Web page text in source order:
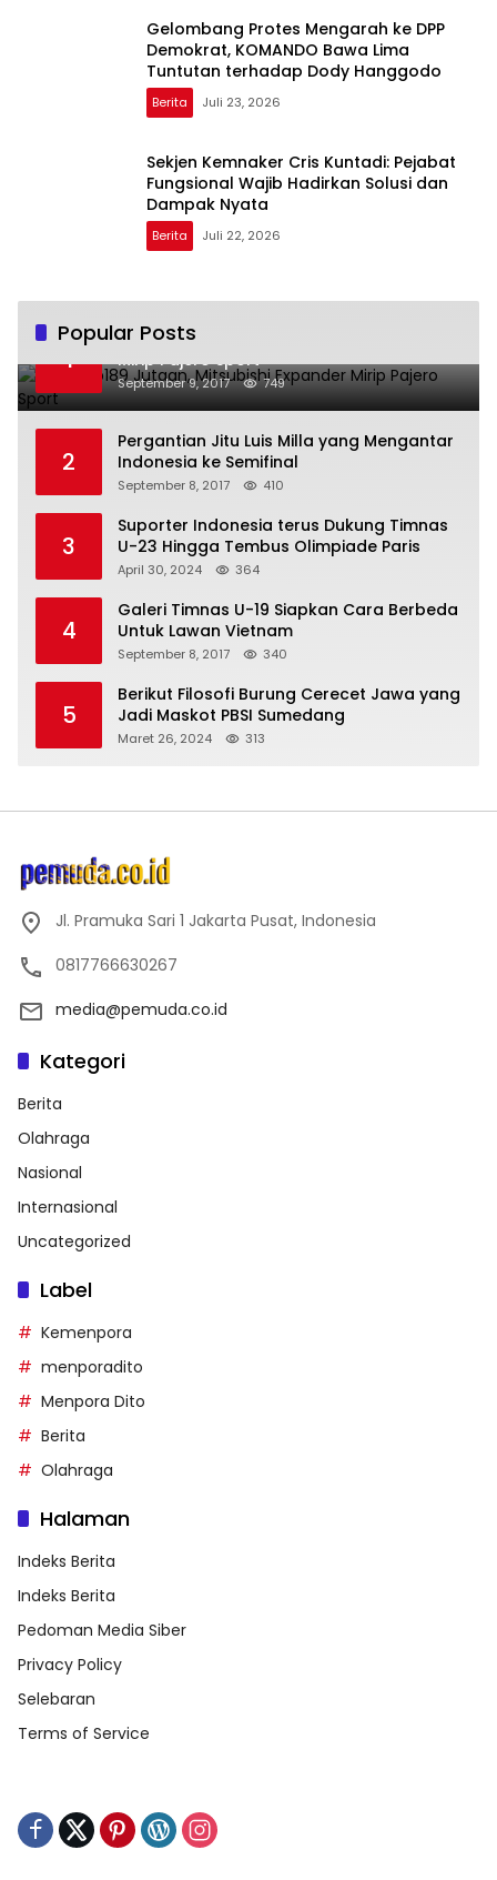
Gelombang Protes Mengarah ke DPP
Demokrat, KOMANDO Bawa Lima
Tuntutan terhadap Dody Hanggodo
Berita Juli 23, 2026
Sekjen Kemnaker Cris Kuntadi: Pejabat
Fungsional Wajib Hadirkan Solusi dan
Dampak Nyata
Berita Juli 22, 2026
Popular Posts
1
Harga Rp189 Jutaan, Mitsubishi Expander
Mirip Pajero Sport
September 9, 2017 749
2
Pergantian Jitu Luis Milla yang Mengantar
Indonesia ke Semifinal
September 8, 2017 410
3
Suporter Indonesia terus Dukung Timnas
U-23 Hingga Tembus Olimpiade Paris
April 30, 2024 364
4
Galeri Timnas U-19 Siapkan Cara Berbeda
Untuk Lawan Vietnam
September 8, 2017 340
5
Berikut Filosofi Burung Cerecet Jawa yang
Jadi Maskot PBSI Sumedang
Maret 26, 2024 313
Jl. Pramuka Sari 1 Jakarta Pusat, Indonesia
0817766630267
media@pemuda.co.id
Kategori
Berita
Olahraga
Nasional
Internasional
Uncategorized
Label
Kemenpora
menporadito
Menpora Dito
Berita
Olahraga
Halaman
Indeks Berita
Indeks Berita
Pedoman Media Siber
Privacy Policy
Selebaran
Terms of Service